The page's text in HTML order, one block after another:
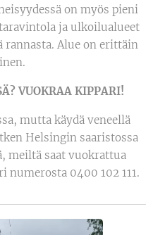
on myös pieni
ja ulkoilualueet
rannasta. Alue on erittäin
VUOKRAA KIPPARI!
mutta käydä veneellä
Helsingin saaristossa
meiltä saat vuokrattua
numerosta 0400 102 111.